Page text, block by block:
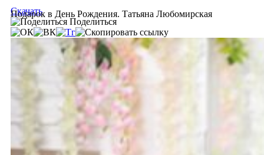
Подарок в День Рождения. Татьяна Любомирская
Скачать
Поделиться